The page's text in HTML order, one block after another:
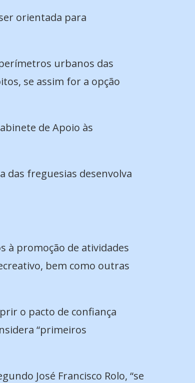
orientada para
urbanos das
se assim for a opção
de Apoio às
das freguesias desenvolva
à promoção de atividades
bem como outras
o pacto de confiança
“primeiros
José Francisco Rolo, “se